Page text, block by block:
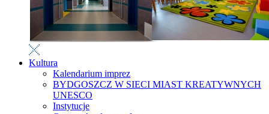
Kultura
Kalendarium imprez
BYDGOSZCZ W SIECI MIAST KREATYWNYCH
UNESCO
Instytucje